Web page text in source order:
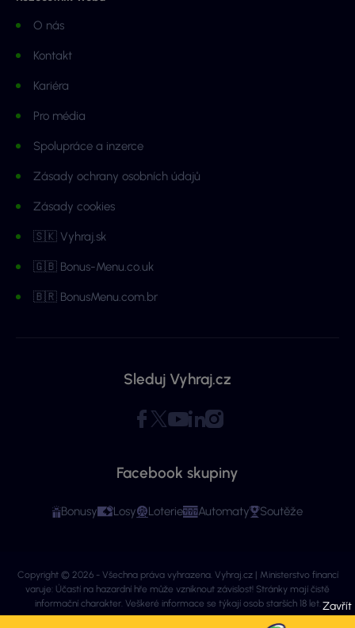
O nás
Kontakt
Kariéra
Pro média
Spolupráce a inzerce
Zásady ochrany osobních údajů
Zásady cookies
🇸🇰 Vyhraj.sk
🇬🇧 Bonus-Menu.co.uk
🇧🇷 BonusMenu.com.br
Sleduj Vyhraj.cz
Facebook skupiny
Bonusy Losy Loterie Automaty Soutěže
Copyright © 2026 - Všechna práva vyhrazena. Vyhraj.cz | Ministerstvo financí
varuje: Účastí na hazardní hře může vzniknout závislost! Stránky mají čistě
informační charakter. Veškeré informace se týkají osob starších 18 let.